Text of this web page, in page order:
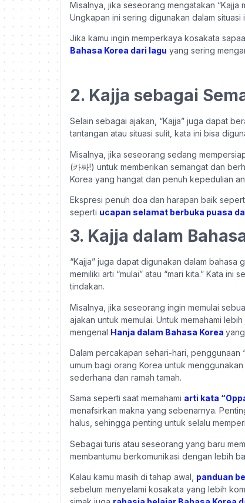
Misalnya, jika seseorang mengatakan “Kajja
Ungkapan ini sering digunakan dalam situasi
Jika kamu ingin memperkaya kosakata
Bahasa Korea dari lagu yang sering
2. Kajja sebagai
Selain sebagai ajakan, “Kajja” juga dapat
tantangan atau situasi sulit, kata ini bisa
Misalnya, jika seseorang sedang
(카짜!) untuk memberikan semangat dan
Korea yang hangat dan penuh kepedulian
Ekspresi penuh doa dan harapan baik
seperti ucapan selamat berbuka puasa
3. Kajja dalam
“Kajja” juga dapat digunakan dalam bahasa
memiliki arti “mulai” atau “mari kita.” Kata
tindakan.
Misalnya, jika seseorang ingin memulai
ajakan untuk memulai. Untuk memahami
mengenal Hanja dalam Bahasa Korea
Dalam percakapan sehari-hari,
umum bagi orang Korea untuk
sederhana dan ramah tamah.
Sama seperti saat memahami arti kata
menafsirkan makna yang sebenarnya.
halus, sehingga penting untuk selalu
Sebagai turis atau seseorang yang baru
membantumu berkomunikasi dengan lebih
Kalau kamu masih di tahap awal, panduan
sebelum menyelami kosakata yang lebih